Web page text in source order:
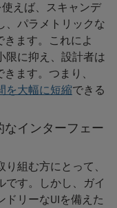
えば、スキャンデ
、パラメトリックな
きます。これによ
限に抑え、設計者は
ます。つまり、
を大幅に短縮できる
インターフェー
組む方にとって、
です。しかし、ガイ
ドリーなUIを備えた